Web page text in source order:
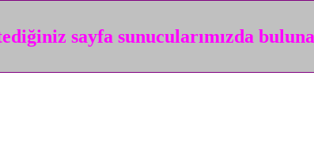
sayfa sunucularımızda